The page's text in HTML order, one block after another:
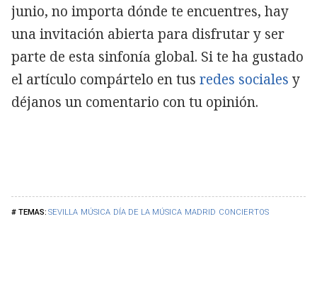
SEVILLA MÚSICA DÍA DE LA MÚSICA MADRID CONCIERTOS
junio, no importa dónde te encuentres, hay
una invitación abierta para disfrutar y ser
parte de esta sinfonía global. Si te ha gustado
el artículo compártelo en tus redes sociales y
déjanos un comentario con tu opinión.